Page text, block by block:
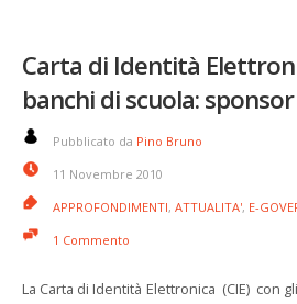
Carta di Identità
banchi di scuola:
Pubblicato da Pino Bruno
11 Novembre 2010
APPROFONDIMENTI, ATTUALITA', E-
1 Commento
La Carta di Identità Elettronica (CIE) con